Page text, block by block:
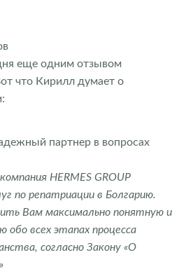
еще одним отзывом
что Кирилл думает о
партнер в вопросах
HERMES GROUP
по репатриации в Болгарию.
Вам максимально понятную и
обо всех этапах процесса
согласно Закону «О